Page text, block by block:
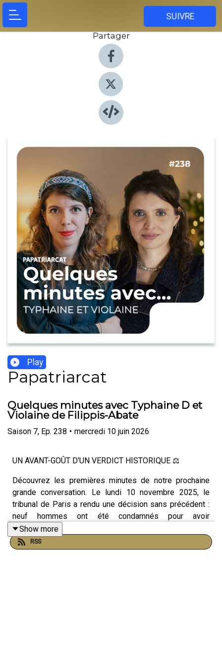
SUIVRE
Partager
Play
Papatriarcat
Quelques minutes avec Typhaine D et
Violaine de Filippis-Abate
Saison 7, Ep. 238 • mercredi 10 juin 2026
UN AVANT-GOÛT D'UN VERDICT HISTORIQUE ⚖️
Découvrez les premières minutes de notre prochaine
grande conversation. Le lundi 10 novembre 2025, le
tribunal de Paris a rendu une décision sans précédent :
neuf hommes ont été condamnés pour avoir
cyberharcelé en meute l'artiste féministe Typhaine D.
Dans cet extrait exclusif, Typhaine D et son avocate,
Maître Violaine de Filippis-Abate, reviennent sur les
Show more
RSS